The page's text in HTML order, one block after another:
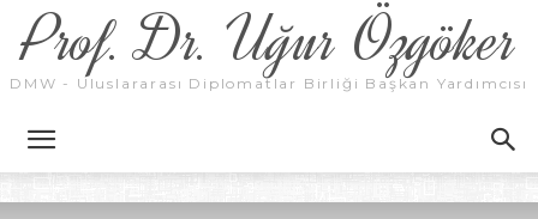
Prof. Dr. Uğur Özgöker
DMW - Uluslararası Diplomatlar Birliği Başkan Yardımcısı